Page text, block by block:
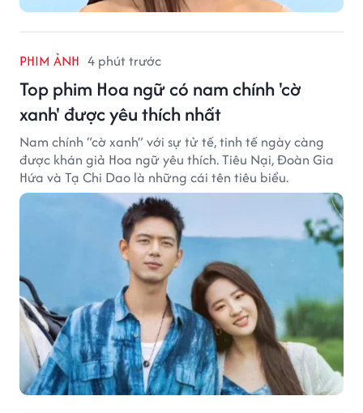
PHIM ẢNH 4 phút trước
Top phim Hoa ngữ có nam chính 'cờ
xanh' được yêu thích nhất
Nam chính “cờ xanh” với sự tử tế, tinh tế ngày càng
được khán giả Hoa ngữ yêu thích. Tiêu Nại, Đoàn Gia
Hứa và Tạ Chi Dao là những cái tên tiêu biểu.